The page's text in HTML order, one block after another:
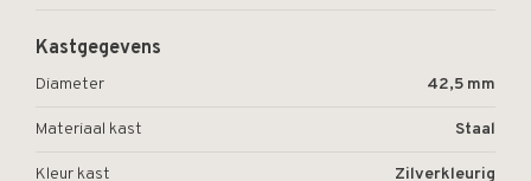
Kastgegevens
Diameter 42,5 mm
Materiaal kast Staal
Kleur kast Zilverkleurig